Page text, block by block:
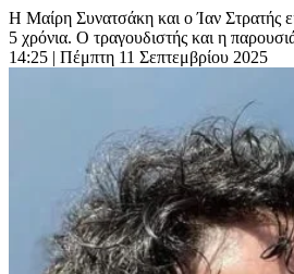
Η Μαίρη Συνατσάκη και ο Ίαν Στρατής
5 χρόνια. Ο τραγουδιστής και η
14:25 | Πέμπτη 11 Σεπτεμβρίου 2025